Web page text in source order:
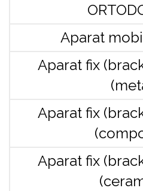
Aparat
Aparat fix
Aparat fix
Aparat fix